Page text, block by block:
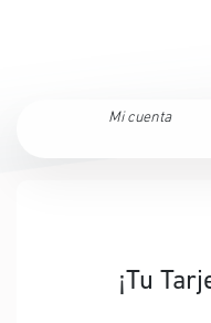
Mi cuenta
¡Tu